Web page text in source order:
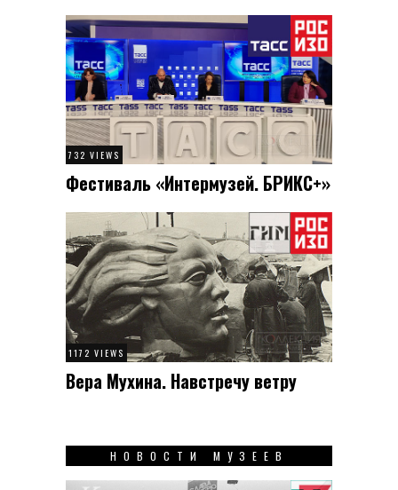
732 VIEWS
Фестиваль «Интермузей. БРИКС+»
1172 VIEWS
Вера Мухина. Навстречу ветру
НОВОСТИ МУЗЕЕВ